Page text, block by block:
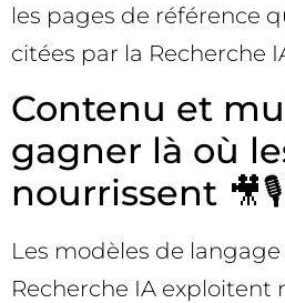
les pages de référence
citées par la Recherche
Contenu et
gagner là où
nourrissent
Les modèles de
Recherche IA exploitent